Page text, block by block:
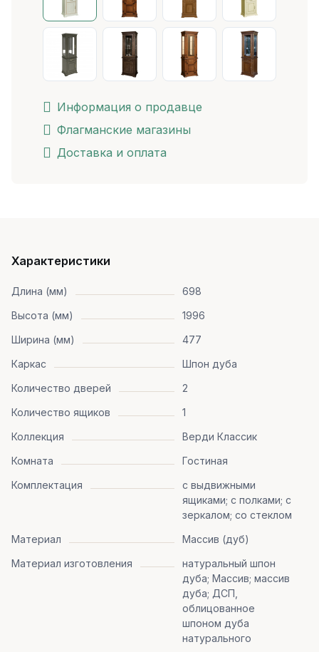
Информация о продавце
Флагманские магазины
Доставка и оплата
Характеристики
Длина (мм)
698
Высота (мм)
1996
Ширина (мм)
477
Каркас
Шпон дуба
Количество дверей
2
Количество ящиков
1
Коллекция
Верди Классик
Комната
Гостиная
Комплектация
с выдвижными
ящиками; с полками; с
зеркалом; со стеклом
Материал
Массив (дуб)
Материал изготовления
натуральный шпон
дуба; Массив; массив
дуба; ДСП,
облицованное
шпоном дуба
натурального